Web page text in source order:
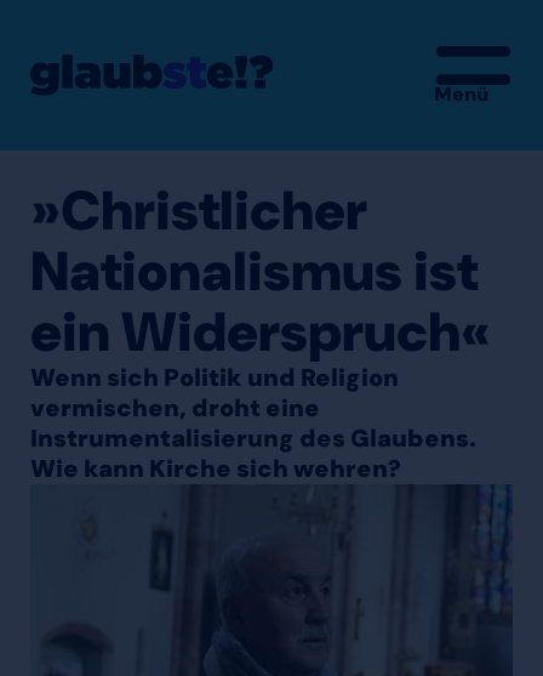
Menü
»Christlicher
Nationalismus ist
ein Widerspruch«
Wenn sich Politik und Religion
vermischen, droht eine
Instrumentalisierung des Glaubens.
Wie kann Kirche sich wehren?